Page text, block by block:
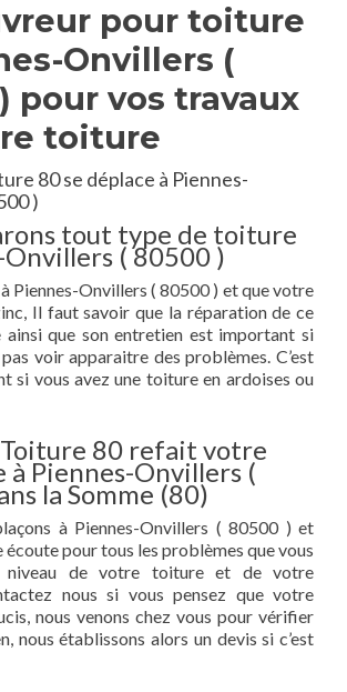
pour toiture
Onvillers (
pour vos travaux
toiture
80 se déplace à Piennes-
)
tout type de toiture
Onvillers ( 80500 )
Piennes-Onvillers ( 80500 ) et que votre
Il faut savoir que la réparation de ce
que son entretien est important si
voir apparaitre des problèmes. C’est
si vous avez une toiture en ardoises ou
80 refait votre
à Piennes-Onvillers (
la Somme (80)
à Piennes-Onvillers ( 80500 ) et
écoute pour tous les problèmes que vous
niveau de votre toiture et de votre
nous si vous pensez que votre
nous venons chez vous pour vérifier
nous établissons alors un devis si c’est